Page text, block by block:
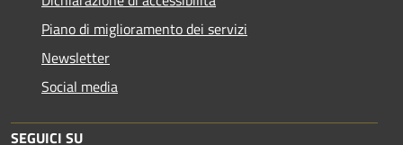
Piano di miglioramento dei servizi
Newsletter
Social media
SEGUICI SU